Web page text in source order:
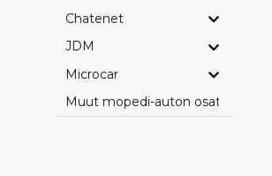
Chatenet
JDM
Microcar
Muut mopedi-auton osat